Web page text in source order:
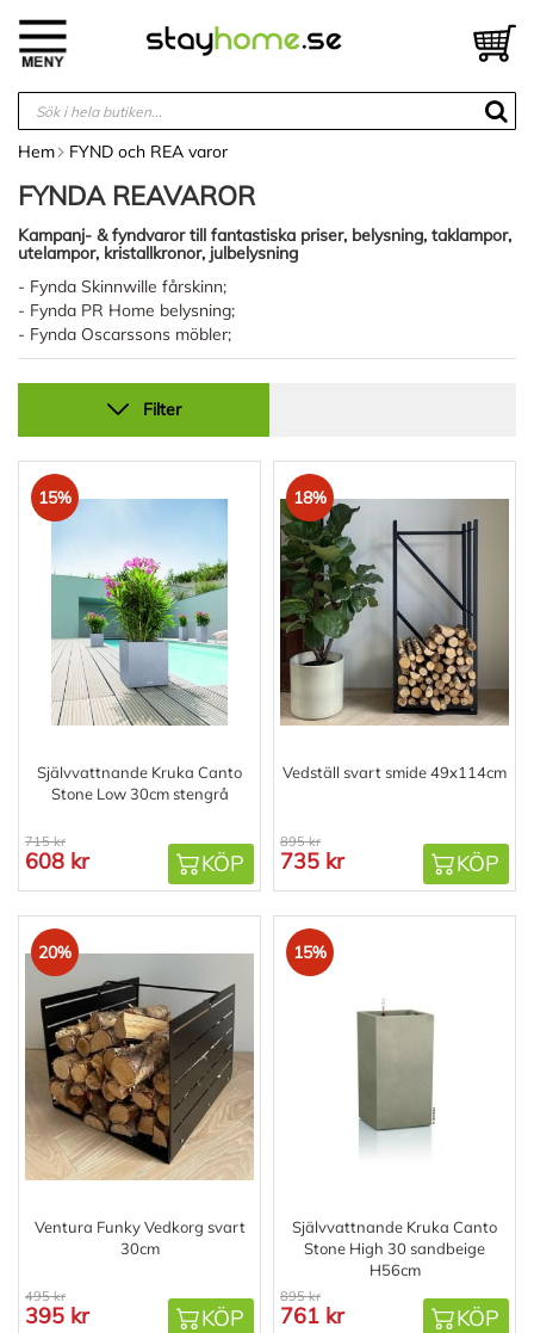
innehållet
Hem FYND och REA varor
FYNDA REAVAROR
Kampanj- & fyndvaror till fantastiska priser, belysning, taklampor,
utelampor, kristallkronor, julbelysning
- Fynda Skinnwille fårskinn;
- Fynda PR Home belysning;
- Fynda Oscarssons möbler;
Filter
15%
Självvattnande Kruka Canto
Stone Low 30cm stengrå
715 kr
608 kr KÖP
18%
Vedställ svart smide 49x114cm
895 kr
735 kr KÖP
20%
Ventura Funky Vedkorg svart
30cm
495 kr
395 kr KÖP
15%
Självvattnande Kruka Canto
Stone High 30 sandbeige
H56cm
895 kr
761 kr KÖP